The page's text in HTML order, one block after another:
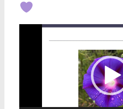
Video-